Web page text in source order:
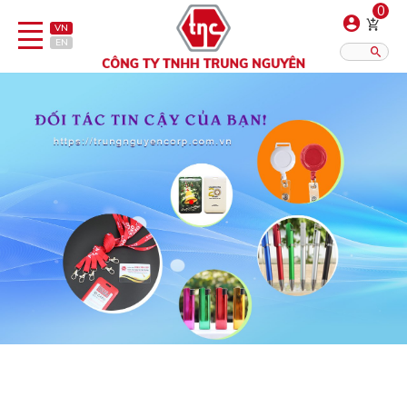
VN
EN
0
Bút
Bật lửa
Đồ sứ quà tặng
Bình/ca giữ nhiệt
Dây đeo & Phụ kiện